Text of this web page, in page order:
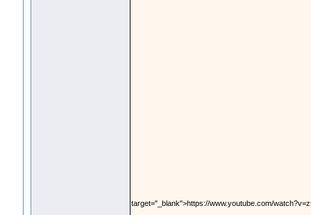
target="_blank">https://www.youtube.com/